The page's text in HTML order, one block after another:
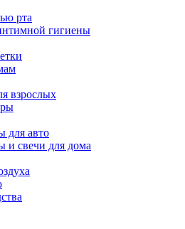
рта
гигиены
взрослых
для авто
и свечи для дома